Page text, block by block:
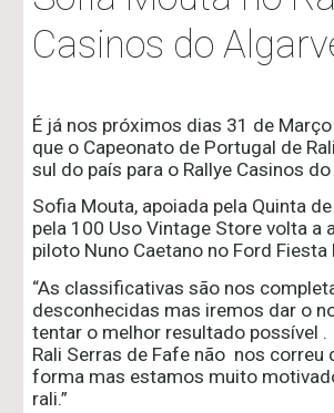
Casinos do
É já nos próximos dias 31 de
que o Capeonato de Portugal de
sul do país para o Rallye Casinos do
Sofia Mouta, apoiada pela Quinta
pela 100 Uso Vintage Store volta a
piloto Nuno Caetano no Ford Fiesta
“As classificativas são nos
desconhecidas mas iremos dar o
tentar o melhor resultado possível
Rali Serras de Fafe não nos correu
forma mas estamos muito
rali.”